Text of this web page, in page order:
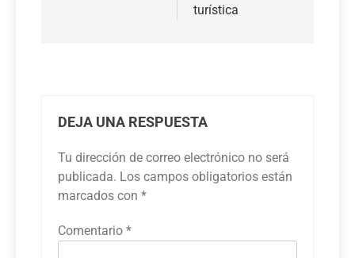
turística
DEJA UNA RESPUESTA
Tu dirección de correo electrónico no será
publicada. Los campos obligatorios están
marcados con *
Comentario *